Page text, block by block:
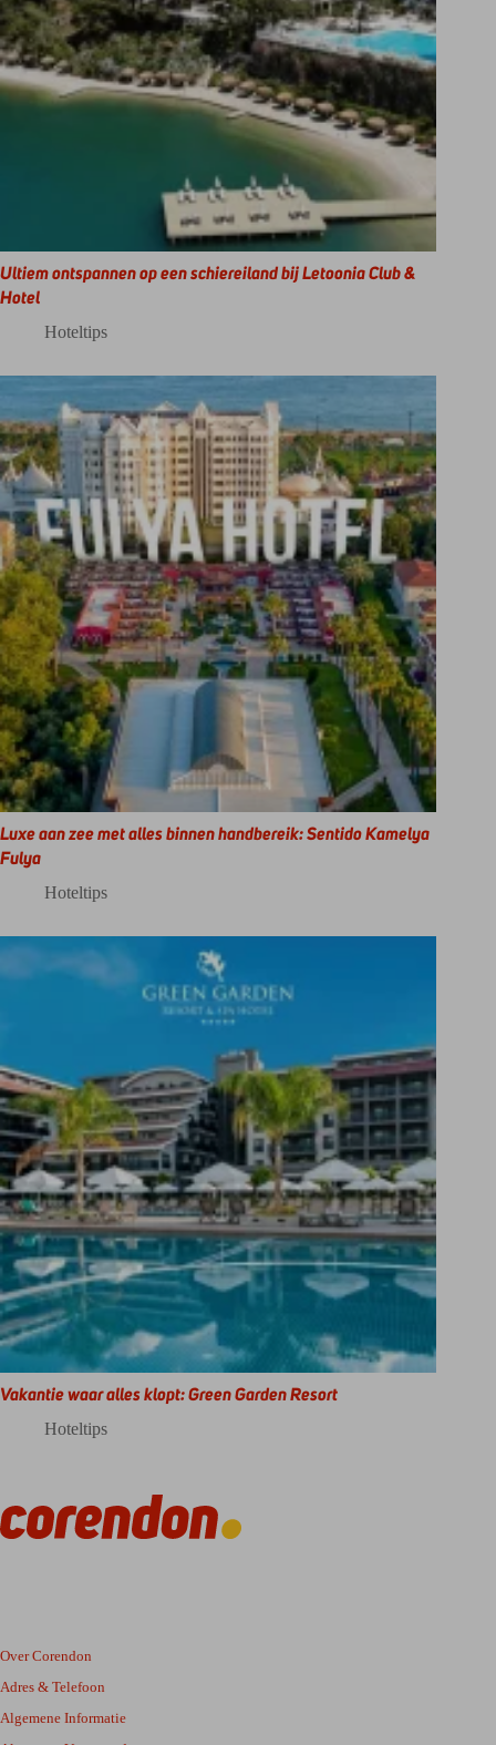
Ultiem ontspannen op een schiereiland bij Letoonia Club &
Hotel
Hoteltips
Luxe aan zee met alles binnen handbereik: Sentido Kamelya
Fulya
Hoteltips
Vakantie waar alles klopt: Green Garden Resort
Hoteltips
Over Corendon
Adres & Telefoon
Algemene Informatie